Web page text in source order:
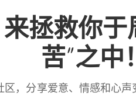
拯救你
苦”之中！
，分享爱意、情感和心